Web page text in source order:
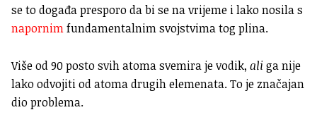
se to događa presporo da bi se na vrijeme i lako nosila s
napornimfundamentalnim svojstvima tog plina.
Više od 90 posto svih atoma svemira je vodik, ali ga nije
lako odvojiti od atoma drugih elemenata. To je značajan
dio problema.